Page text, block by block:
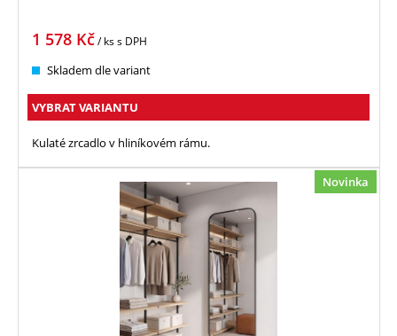
1 578 Kč/ kss DPH
Skladem dle variant
VYBRAT VARIANTU
Kulaté zrcadlo v hliníkovém rámu.
Novinka